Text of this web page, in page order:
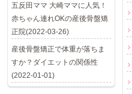
五反田ママ 大崎ママに人気！
赤ちゃん連れOKの産後骨盤矯
正院(2022-03-26)
産後骨盤矯正で体重が落ちま
すか？ダイエットの関係性
(2022-01-01)